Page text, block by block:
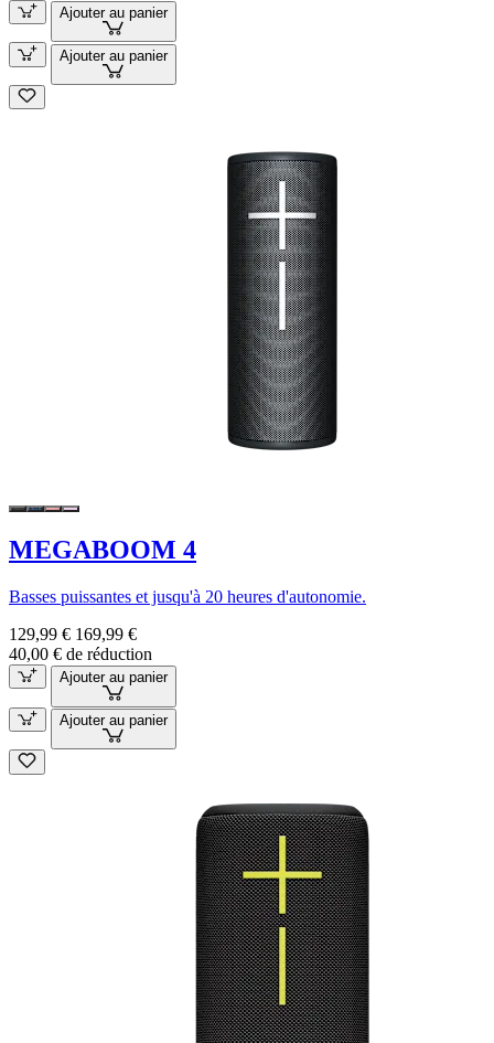
Ajouter au panier
Ajouter au panier
MEGABOOM 4
Basses puissantes et jusqu'à 20 heures d'autonomie.
129,99 € 169,99 €
40,00 € de réduction
Ajouter au panier
Ajouter au panier